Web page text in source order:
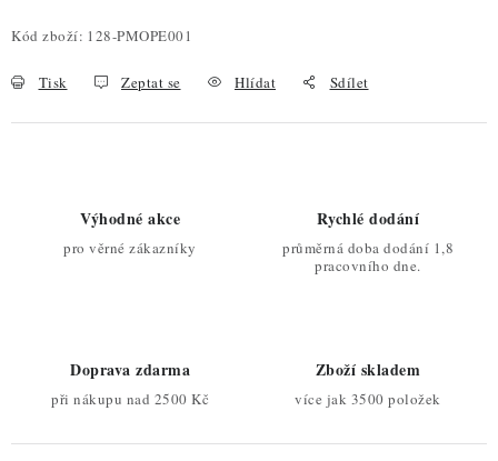
Kód zboží: 128-PMOPE001
Tisk Zeptat se Hlídat Sdílet
Výhodné akce
pro věrné zákazníky
Rychlé dodání
průměrná doba dodání 1,8
pracovního dne.
Doprava zdarma
při nákupu nad 2500 Kč
Zboží skladem
více jak 3500 položek